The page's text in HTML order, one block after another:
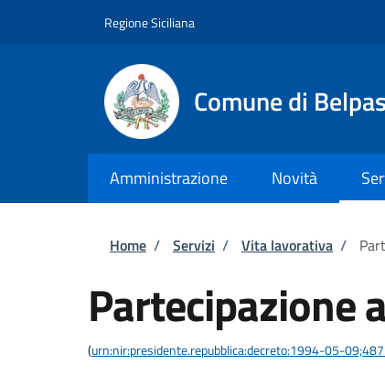
Regione Siciliana
Comune di
Amministrazione Novità
Briciole di pane
Home / Servizi / Vita lavorativa /
Partecipazione
(urn:nir:presidente.repubblica:decreto:1994-05-